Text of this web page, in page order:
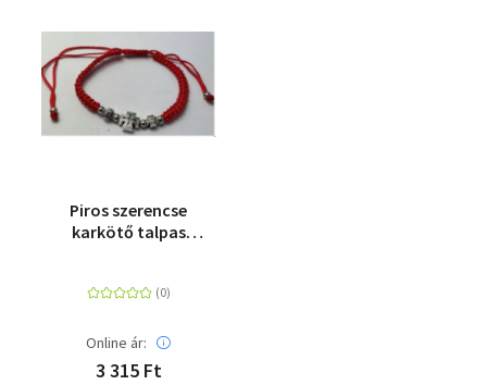
Piros szerencse
karkötő talpas
Online ár:
3 315 Ft